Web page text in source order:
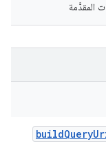
المقدَّمة
buildQuery